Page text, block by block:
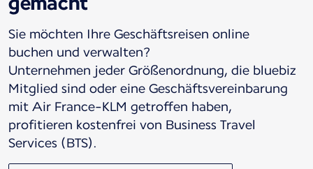
Sie möchten Ihre Geschäftsreisen online
buchen und verwalten?
Unternehmen jeder Größenordnung, die bluebiz
Mitglied sind oder eine Geschäftsvereinbarung
mit Air France-KLM getroffen haben,
profitieren kostenfrei von Business Travel
Services (BTS).